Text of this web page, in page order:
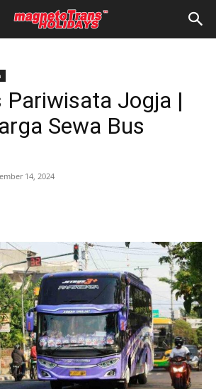
Pariwisata Jogja |
Sewa Bus
14, 2024